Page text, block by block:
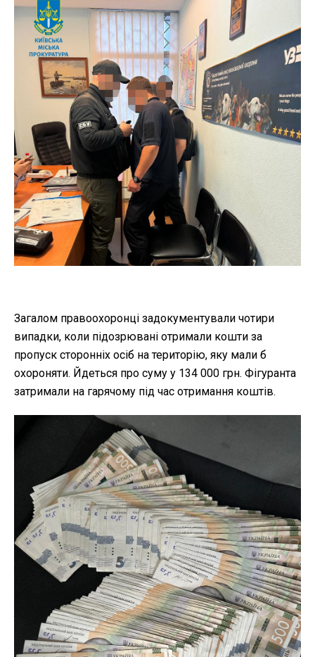
Загалом правоохоронці задокументували чотири
випадки, коли підозрювані отримали кошти за
пропуск сторонніх осіб на територію, яку мали б
охороняти. Йдеться про суму у 134 000 грн. Фігуранта
затримали на гарячому під час отримання коштів.